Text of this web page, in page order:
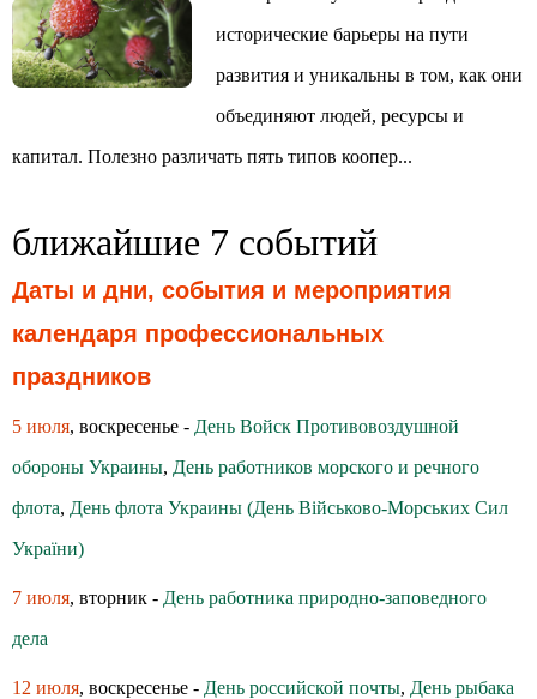
исторические барьеры на пути
развития и уникальны в том, как они
объединяют людей, ресурсы и
капитал. Полезно различать пять типов коопер...
ближайшие 7 событий
Даты и дни, события и мероприятия
календаря профессиональных
праздников
5 июля, воскресенье - День Войск Противовоздушной
обороны Украины, День работников морского и речного
флота, День флота Украины (День Військово-Морських Сил
України)
7 июля, вторник - День работника природно-заповедного
дела
12 июля, воскресенье - День российской почты, День рыбака